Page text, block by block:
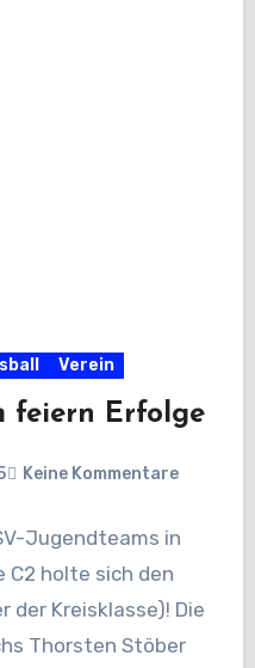
Verein
feiern Erfolge
Keine Kommentare
Jugendteams in
C2 holte sich den
der Kreisklasse)! Die
Thorsten Stöber